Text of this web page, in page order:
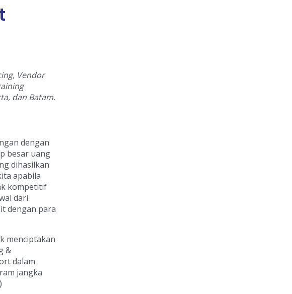
Vendor
dan Batam.
dengan
besar uang
dihasilkan
apabila
kompetitif
dari
dengan para
menciptakan
&
dalam
jangka